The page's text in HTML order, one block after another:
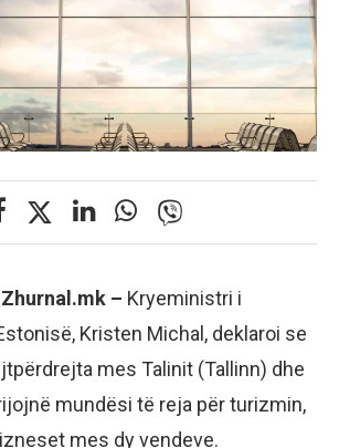
– Kryeministri i
Kristen Michal, deklaroi se
mes Talinit (Tallinn) dhe
mundësi të reja për turizmin,
mes dy vendeve.